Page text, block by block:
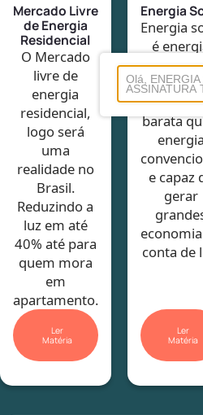
Mercado Livre
de Energia
Residencial
O Mercado
livre de
energia
residencial,
logo será
uma
realidade no
Brasil.
Reduzindo a
luz em até
40% até para
quem mora
em
apartamento.
Ler
Matéria
Energia
Energia
é
limpa e
muito
barata
energia
e capaz
gerar
conta de
Ler
Matéria